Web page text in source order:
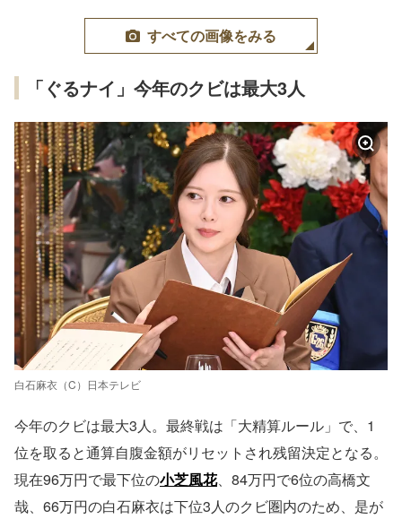
すべての画像をみる
「ぐるナイ」今年のクビは最大3人
白石麻衣（C）日本テレビ
今年のクビは最大3人。最終戦は「大精算ルール」で、1
位を取ると通算自腹金額がリセットされ残留決定となる。
現在96万円で最下位の小芝風花、84万円で6位の高橋文
哉、66万円の白石麻衣は下位3人のクビ圏内のため、是が